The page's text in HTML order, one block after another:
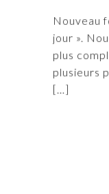
Nouveau
jour ».
plus
plusieurs
[…]